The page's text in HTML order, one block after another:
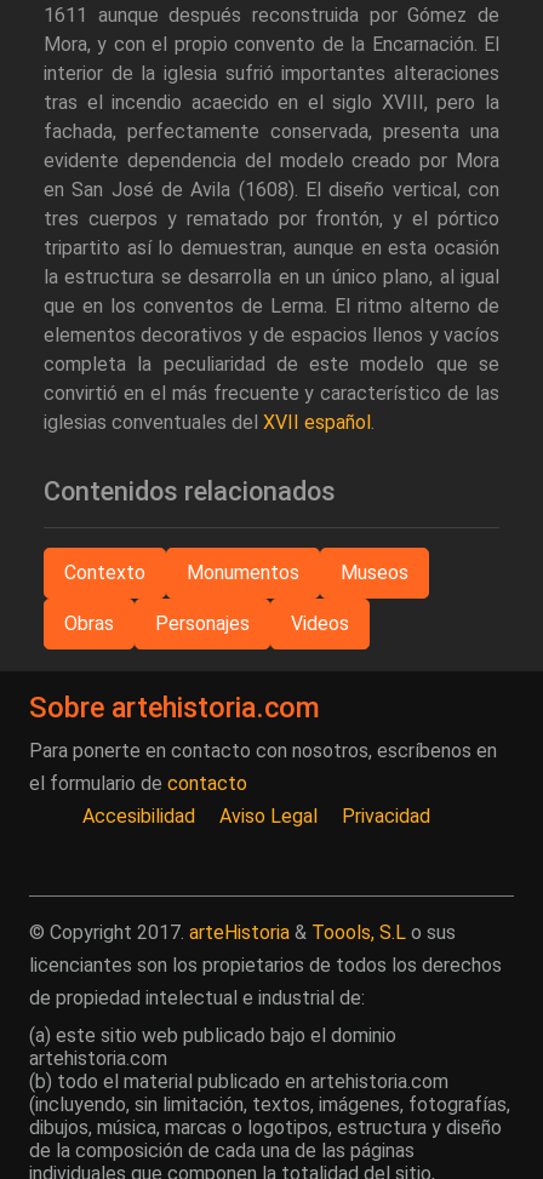
1611 aunque después reconstruida por Gómez de
Mora, y con el propio convento de la Encarnación. El
interior de la iglesia sufrió importantes alteraciones
tras el incendio acaecido en el siglo XVIII, pero la
fachada, perfectamente conservada, presenta una
evidente dependencia del modelo creado por Mora
en San José de Avila (1608). El diseño vertical, con
tres cuerpos y rematado por frontón, y el pórtico
tripartito así lo demuestran, aunque en esta ocasión
la estructura se desarrolla en un único plano, al igual
que en los conventos de Lerma. El ritmo alterno de
elementos decorativos y de espacios llenos y vacíos
completa la peculiaridad de este modelo que se
convirtió en el más frecuente y característico de las
iglesias conventuales del XVII español
Contenidos relacionados
Contexto Monumentos Museos
Obras Personajes Videos
Sobre artehistoria.com
Para ponerte en contacto con nosotros, escríbenos en
el formulario de contacto
Accesibilidad
Aviso Legal Privacidad
© Copyright 2017. arteHistoria & Toools, S.L o sus
licenciantes son los propietarios de todos los derechos
de propiedad intelectual e industrial de:
(a) este sitio web publicado bajo el dominio
artehistoria.com
(b) todo el material publicado en artehistoria.com
(incluyendo, sin limitación, textos, imágenes, fotografías,
dibujos, música, marcas o logotipos, estructura y diseño
de la composición de cada una de las páginas
individuales que componen la totalidad del sitio,